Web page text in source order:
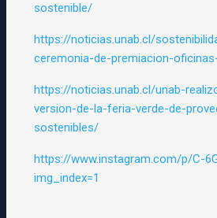
sostenible/
https://noticias.unab.cl/
ceremonia-de-premiacion-
https://noticias.unab.cl/unab-
version-de-la-feria-verde-de-
sostenibles/
https://www.instagram.com/p/C-
img_index=1